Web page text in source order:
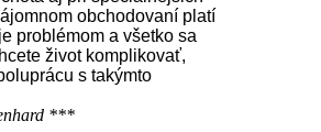
obchodovaní platí
problémom a všetko sa
život komplikovať,
s takýmto
***